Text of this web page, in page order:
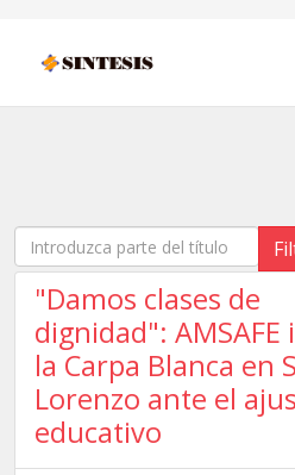
Introduzca parte del título
"Damos clases de
dignidad": AMSAFE
la Carpa Blanca en
Lorenzo ante el
educativo